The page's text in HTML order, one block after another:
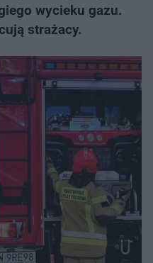
wycieku gazu.
strażacy.